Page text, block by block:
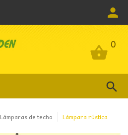
0
0
Lámparas de techo Lámpara rústica